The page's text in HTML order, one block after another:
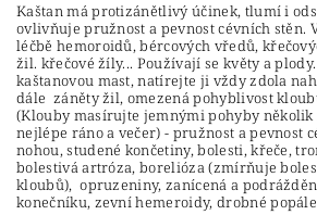
Kaštan má protizánětlivý účinek, tlumí i
ovlivňuje pružnost a pevnost cévních stěn.
léčbě hemoroidů, bércových vředů,
žil. křečové žíly... Používají se květy a
kaštanovou mast, natírejte ji vždy zdola
dále záněty žil, omezená pohyblivost
(Klouby masírujte jemnými pohyby
nejlépe ráno a večer) - pružnost a pevnost
nohou, studené končetiny, bolesti, křeče,
bolestivá artróza, borelióza (zmírňuje
kloubů), opruzeniny, zanícená a
konečníku, zevní hemeroidy, drobné